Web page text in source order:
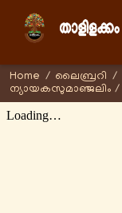
Home / ലൈബ്രറി /
ന്യായകസുമാഞ്ജലിം /